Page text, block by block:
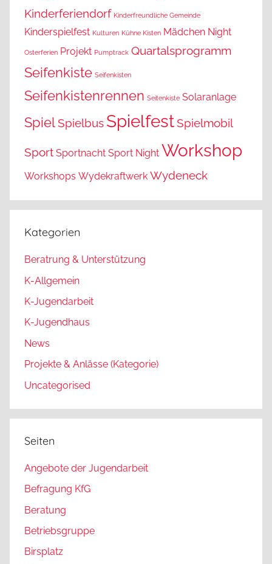
Kinderferiendorf Kinderfreundliche Gemeinde
Kinderspielfest Kulturen Kühne Kisten Mädchen Night
Osterferien Projekt Pumptrack Quartalsprogramm
Seifenkiste Seifenkisten
Seifenkistenrennen Seitenkiste Solaranlage
SpielSpielbus SpielfestSpielmobil
Sport Sportnacht Sport Night Workshop
Workshops Wydekraftwerk Wydeneck
Kategorien
Beratrung & Unterstützung
K-Allgemein
K-Jugendarbeit
K-Jugendhaus
News
Projekte & Anlässe (Kategorie)
Uncategorised
Seiten
Angebote der Jugendarbeit
Befragung KfG
Beratung
Betriebsgruppe
Birsplatz